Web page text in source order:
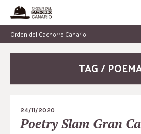
Orden del Cachorro Canario
TAG /
24/11/2020
Poetry Slam Gran